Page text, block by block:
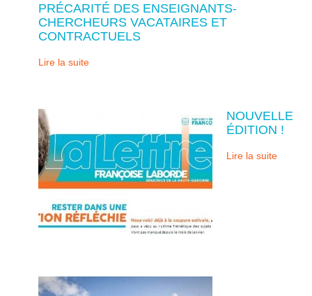
PRÉCARITÉ DES ENSEIGNANTS-
CHERCHEURS VACATAIRES ET
CONTRACTUELS
Lire la suite
NOUVELLE
ÉDITION !
Lire la suite